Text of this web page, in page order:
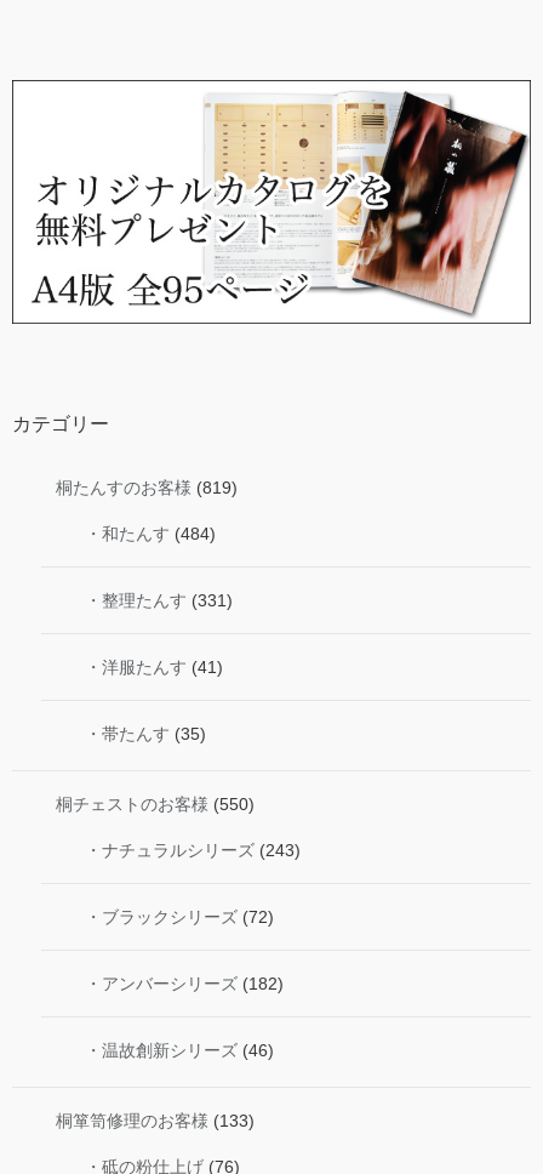
カテゴリー
桐たんすのお客様 (819)
・和たんす (484)
・整理たんす (331)
・洋服たんす (41)
・帯たんす (35)
桐チェストのお客様 (550)
・ナチュラルシリーズ (243)
・ブラックシリーズ (72)
・アンバーシリーズ (182)
・温故創新シリーズ (46)
桐箪笥修理のお客様 (133)
・砥の粉仕上げ (76)